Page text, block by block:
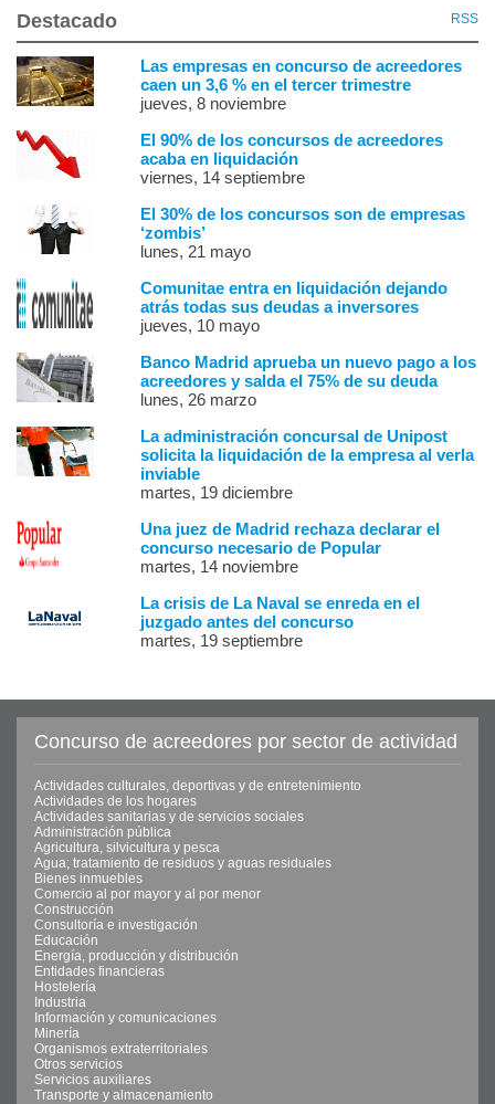
Destacado RSS
Las empresas en concurso de acreedores
caen un 3,6 % en el tercer trimestre
jueves, 8 noviembre
El 90% de los concursos de acreedores
acaba en liquidación
viernes, 14 septiembre
El 30% de los concursos son de empresas
‘zombis’
lunes, 21 mayo
Comunitae entra en liquidación dejando
atrás todas sus deudas a inversores
jueves, 10 mayo
Banco Madrid aprueba un nuevo pago a los
acreedores y salda el 75% de su deuda
lunes, 26 marzo
La administración concursal de Unipost
solicita la liquidación de la empresa al verla
inviable
martes, 19 diciembre
Una juez de Madrid rechaza declarar el
concurso necesario de Popular
martes, 14 noviembre
La crisis de La Naval se enreda en el
juzgado antes del concurso
martes, 19 septiembre
Concurso de acreedores por sector de actividad
Actividades culturales, deportivas y de entretenimiento
Actividades de los hogares
Actividades sanitarias y de servicios sociales
Administración pública
Agricultura, silvicultura y pesca
Agua; tratamiento de residuos y aguas residuales
Bienes inmuebles
Comercio al por mayor y al por menor
Construcción
Consultoría e investigación
Educación
Energía, producción y distribución
Entidades financieras
Hostelería
Industria
Información y comunicaciones
Minería
Organismos extraterritoriales
Otros servicios
Servicios auxiliares
Transporte y almacenamiento